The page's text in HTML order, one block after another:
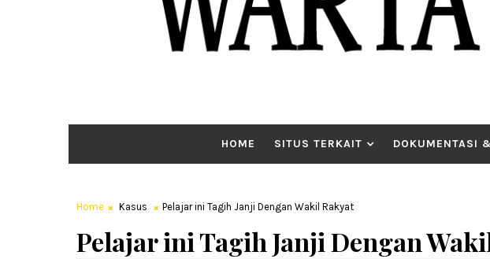
HOME SITUS TERKAIT DOKUMENTASI
Home Kasus Pelajar ini Tagih Janji Dengan Wakil Rakyat
Pelajar ini Tagih Janji Dengan